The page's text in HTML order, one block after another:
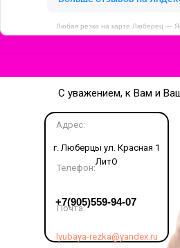
Любая резка на карте Люберец —
С уважением, к Вам и
Адрес:
г. Люберцы ул. Красная 1
ЛитО
Телефон:
+7(905)559-94-07
Почта:
lyubaya-rezka@yandex.ru